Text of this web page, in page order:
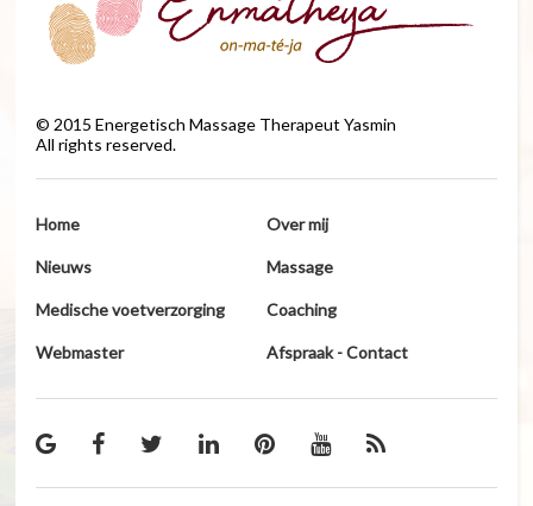
© 2015 Energetisch Massage Therapeut Yasmin
All rights reserved.
Home Over mij
Nieuws Massage
Medische voetverzorging Coaching
Webmaster Afspraak - Contact